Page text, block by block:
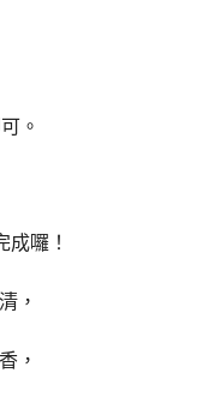
。
成囉！
，
，